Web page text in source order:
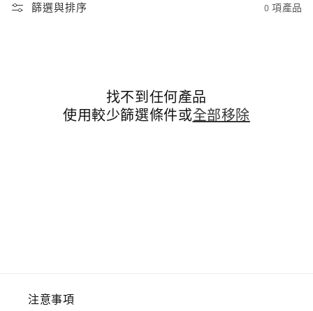
篩選與排序 0 項產品
找不到任何產品
使用較少篩選條件或全部移除
注意事項